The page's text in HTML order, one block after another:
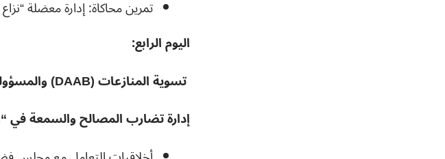
تمرين محاكاة: إدارة معضلة
اليوم الرابع:
تسوية المنازعات(DAAB)
إدارة تضارب المصالح والسمعة في